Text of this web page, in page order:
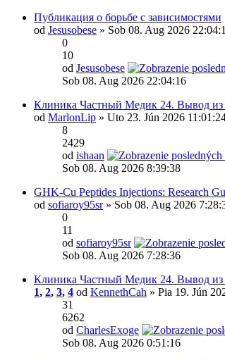
Публикация о борьбе с зависимостями
od Jesusobese » Sob 08. Aug 2026
0
10
od Jesusobese
Sob 08. Aug 2026 22:04:16
Клиника Частный Медик 24. Вывод из
od MarlonLip » Uto 23. Jún 2026
8
2429
od ishaan
Sob 08. Aug 2026 8:39:38
GHK-Cu Peptides Injections: Research
od sofiaroy95sr» Sob 08. Aug 2026
0
11
od sofiaroy95sr
Sob 08. Aug 2026 7:28:36
Клиника Частный Медик 24. Вывод из
1, 2, 3, 4 od KennethCah » Pia 19. Jún
31
6262
od CharlesExoge
Sob 08. Aug 2026 0:51:16